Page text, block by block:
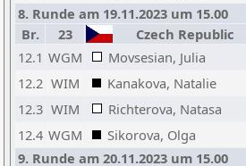
8. Runde am 19.11.2023 um 15.00
Br.
23 Czech Republic
12.1 WGM Movsesian, Julia
12.2 WIM Kanakova, Natalie
12.3 WIM Richterova, Natasa
12.4 WGM Sikorova, Olga
9. Runde am 20.11.2023 um 15.00